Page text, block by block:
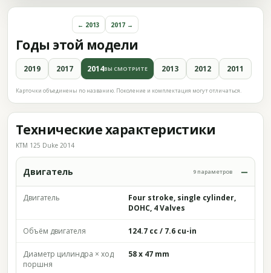
Годы этой модели
← 2013 2017 →
2019 2017 2014ВЫ СМОТРИТЕ 2013 2012 2011
Карточки объединены по названию. Поколение и комплектация могут отличаться.
Технические характеристики
KTM 125 Duke 2014
Двигатель 9 параметров
Двигатель
Four stroke, single cylinder,
DOHC, 4 Valves
Объём двигателя 124.7 cc / 7.6 cu-in
Диаметр цилиндра × ход
поршня
58 x 47 mm